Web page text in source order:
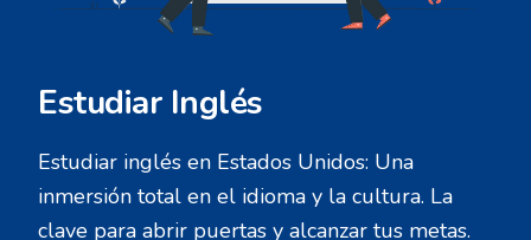
Estudiar Inglés
Estudiar inglés en Estados Unidos: Una
inmersión total en el idioma y la cultura. La
clave para abrir puertas y alcanzar tus metas.